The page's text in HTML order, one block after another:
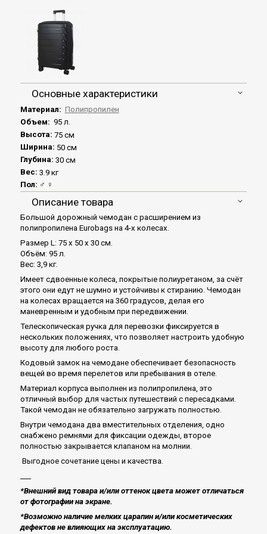
Основные характеристики
Материал: Полипропилен
Объем: 95 л.
Высота: 75 см
Ширина: 50 см
Глубина: 30 см
Вес: 3.9 кг
Пол: ♂ ♀
Описание товара
Большой дорожный чемодан с расширением из
полипропилена Eurobags на 4-х колесах.
Размер L: 75 x 50 x 30 см.
Объём: 95 л.
Вес: 3,9 кг.
Имеет сдвоенные колеса, покрытые полиуретаном, за счёт
этого они едут не шумно и устойчивы к стиранию. Чемодан
на колесах вращается на 360 градусов, делая его
маневренным и удобным при передвижении.
Телескопическая ручка для перевозки фиксируется в
нескольких положениях, что позволяет настроить удобную
высоту для любого роста.
Кодовый замок на чемодане обеспечивает безопасность
вещей во время перелетов или пребывания в отеле.
Материал корпуса выполнен из полипропилена, это
отличный выбор для частых путешествий с пересадками.
Такой чемодан не обязательно загружать полностью.
Внутри чемодана два вместительных отделения, одно
снабжено ремнями для фиксации одежды, второе
полностью закрывается клапаном на молнии.
Выгодное сочетание цены и качества.
*Внешний вид товара и/или оттенок цвета может отличаться
от фотографии на экране.
*Возможно наличие мелких царапин и/или косметических
дефектов не влияющих на эксплуатацию​.